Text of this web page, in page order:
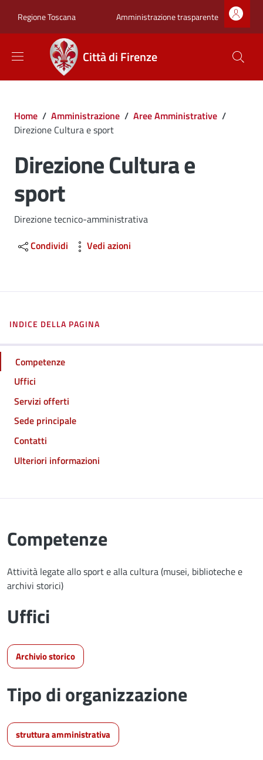
Regione Toscana Zona superiore
Amministrazione trasparente
Città di Firenze
Briciole di pane
Home / Amministrazione / Aree Amministrative /
Direzione Cultura e sport
Direzione Cultura e
sport
Dettagli
Direzione tecnico-amministrativa
Condividi
Vedi azioni
INDICE DELLA PAGINA
Competenze
Uffici
Servizi offerti
Sede principale
Contatti
Ulteriori informazioni
Competenze
Attività legate allo sport e alla cultura (musei, biblioteche e
archivi storici)
Uffici
Archivio storico
Tipo di organizzazione
struttura amministrativa